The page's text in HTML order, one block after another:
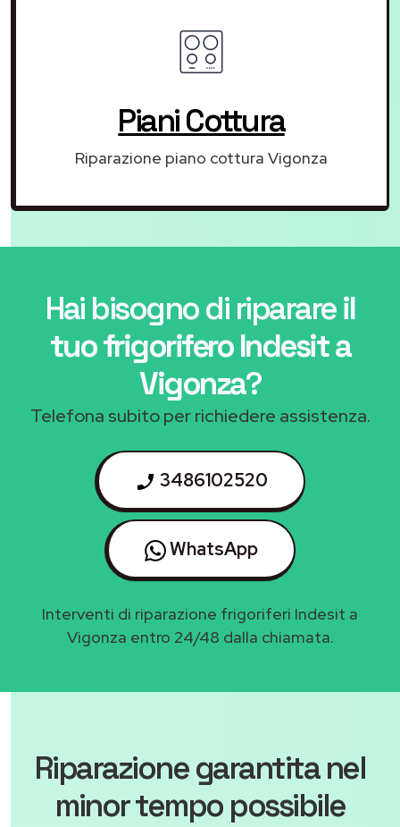
Piani Cottura
Riparazione piano cottura Vigonza
Hai bisogno di riparareil
tuo frigorifero Indesit a
Vigonza?
Telefona subito per richiedere assistenza.
3486102520
WhatsApp
Interventi di riparazione frigoriferi Indesit a
Vigonza entro 24/48 dalla chiamata.
Riparazione garantita nel
minor tempo possibile